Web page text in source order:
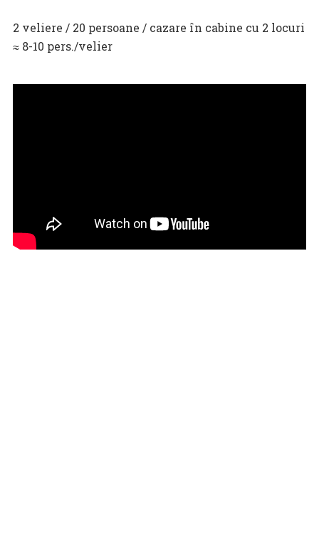
2 veliere / 20 persoane / cazare în cabine cu 2 locuri
≈ 8-10 pers./velier